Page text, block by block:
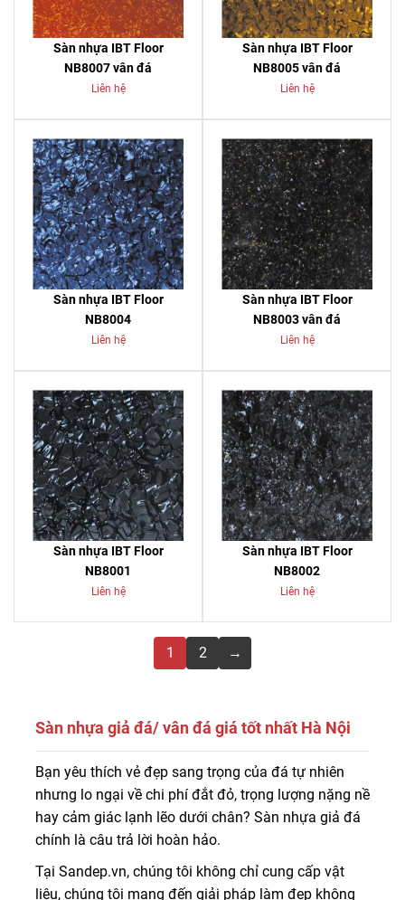
Sàn nhựa IBT Floor
NB8007 vân đá
Liên hệ
Sàn nhựa IBT Floor
NB8005 vân đá
Liên hệ
Sàn nhựa IBT Floor
NB8004
Liên hệ
Sàn nhựa IBT Floor
NB8003 vân đá
Liên hệ
Sàn nhựa IBT Floor
NB8001
Liên hệ
Sàn nhựa IBT Floor
NB8002
Liên hệ
1 2 →
Sàn nhựa giả đá/ vân đá giá tốt nhất Hà Nội
Sàn nhựa giả đá là lựa chọn lý tưởng dành cho ai đang
tìm kiếm một loại vật liệu lát sàn vừa sang trọng, vừa
bền đẹp mà lại dễ dàng vệ sinh.
Bạn yêu thích vẻ đẹp sang trọng của đá tự nhiên
nhưng lo ngại về chi phí đắt đỏ, trọng lượng nặng nề
hay cảm giác lạnh lẽo dưới chân? Sàn nhựa giả đá
chính là câu trả lời hoàn hảo.
Tại Sandep.vn, chúng tôi không chỉ cung cấp vật
liệu, chúng tôi mang đến giải pháp làm đẹp không